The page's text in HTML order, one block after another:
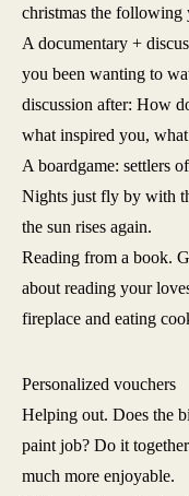
christmas the following
A documentary +
you been wanting to
discussion after: How
what inspired you,
A boardgame: settlers
Nights just fly by with
the sun rises again.
Reading from a book.
about reading your
fireplace and eating
Personalized vouchers
Helping out. Does the
paint job? Do it
much more enjoyable.